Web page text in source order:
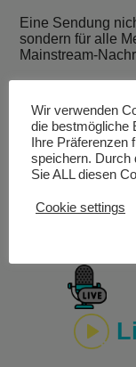
Eine Sendung
sondern für alle
Mainstream-
Irmgard Poisel
Zykluscoach
“empowered
Informationen zu
Vorträge
Website
Wir verwenden
die bestmögliche
Ihre Präferenzen
speichern. Durch
Sie ALL diesen
Cookie settings